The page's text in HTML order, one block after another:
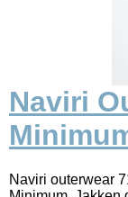
Naviri
Naviri outerwear